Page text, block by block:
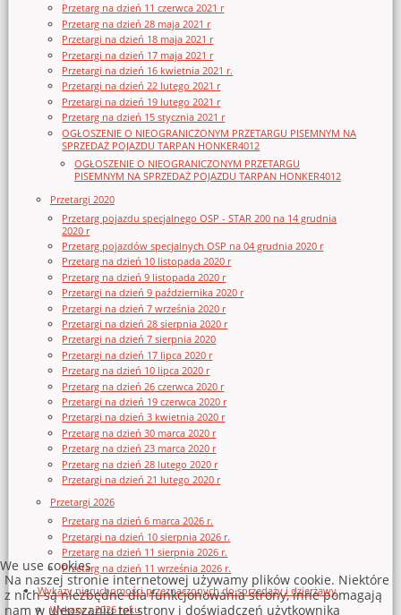
Przetarg na dzień 11 czerwca 2021 r
Przetarg na dzień 28 maja 2021 r
Przetargi na dzień 18 maja 2021 r
Przetargi na dzień 17 maja 2021 r
Przetargi na dzień 16 kwietnia 2021 r.
Przetargi na dzień 22 lutego 2021 r
Przetargi na dzień 19 lutego 2021 r
Przetarg na dzień 15 stycznia 2021 r
OGŁOSZENIE O NIEOGRANICZONYM PRZETARGU PISEMNYM NA
SPRZEDAŻ POJAZDU TARPAN HONKER4012
OGŁOSZENIE O NIEOGRANICZONYM PRZETARGU
PISEMNYM NA SPRZEDAŻ POJAZDU TARPAN HONKER4012
Przetargi 2020
Przetarg pojazdu specjalnego OSP - STAR 200 na 14 grudnia
2020 r
Przetarg pojazdów specjalnych OSP na 04 grudnia 2020 r
Przetarg na dzień 10 listopada 2020 r
Przetarg na dzień 9 listopada 2020 r
Przetargi na dzień 9 października 2020 r
Przetargi na dzień 7 września 2020 r
Przetargi na dzień 28 sierpnia 2020 r
Przetargi na dzień 7 sierpnia 2020
Przetargi na dzień 17 lipca 2020 r
Przetarg na dzień 10 lipca 2020 r
Przetarg na dzień 26 czerwca 2020 r
Przetargi na dzień 19 czerwca 2020 r
Przetargi na dzień 3 kwietnia 2020 r
Przetarg na dzień 30 marca 2020 r
Przetarg na dzień 23 marca 2020 r
Przetarg na dzień 28 lutego 2020 r
Przetargi na dzień 21 lutego 2020 r
Przetargi 2026
Przetarg na dzień 6 marca 2026 r.
Przetargi na dzień 10 sierpnia 2026 r.
Przetarg na dzień 11 sierpnia 2026 r.
Przetarg na dzień 11 września 2026 r.
Wykazy nieruchomości przeznaczonych do sprzedaży i dzierżawy
Wykazy z 2026 roku
We use cookies
Na naszej stronie internetowej używamy plików cookie. Niektóre
z nich są niezbędne dla funkcjonowania strony, inne pomagają
nam w ulepszaniu tej strony i doświadczeń użytkownika